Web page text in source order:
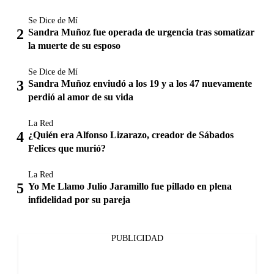
Se Dice de Mí
Sandra Muñoz fue operada de urgencia tras somatizar
la muerte de su esposo
Se Dice de Mí
Sandra Muñoz enviudó a los 19 y a los 47 nuevamente
perdió al amor de su vida
La Red
¿Quién era Alfonso Lizarazo, creador de Sábados
Felices que murió?
La Red
Yo Me Llamo Julio Jaramillo fue pillado en plena
infidelidad por su pareja
PUBLICIDAD